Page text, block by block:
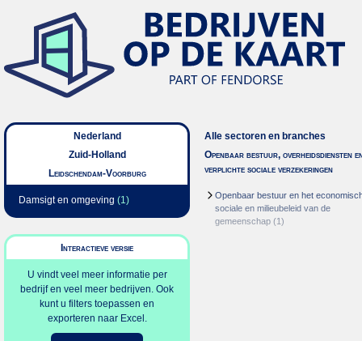
Nederland
Zuid-Holland
Leidschendam-Voorburg
Damsigt en omgeving (1)
Interactieve versie
U vindt veel meer informatie per
bedrijf en veel meer bedrijven. Ook
kunt u filters toepassen en
exporteren naar Excel.
Alle sectoren en branches
Openbaar bestuur, overheidsdiensten
verplichte sociale verzekeringen
Openbaar bestuur en het
sociale en milieubeleid van de
gemeenschap (1)